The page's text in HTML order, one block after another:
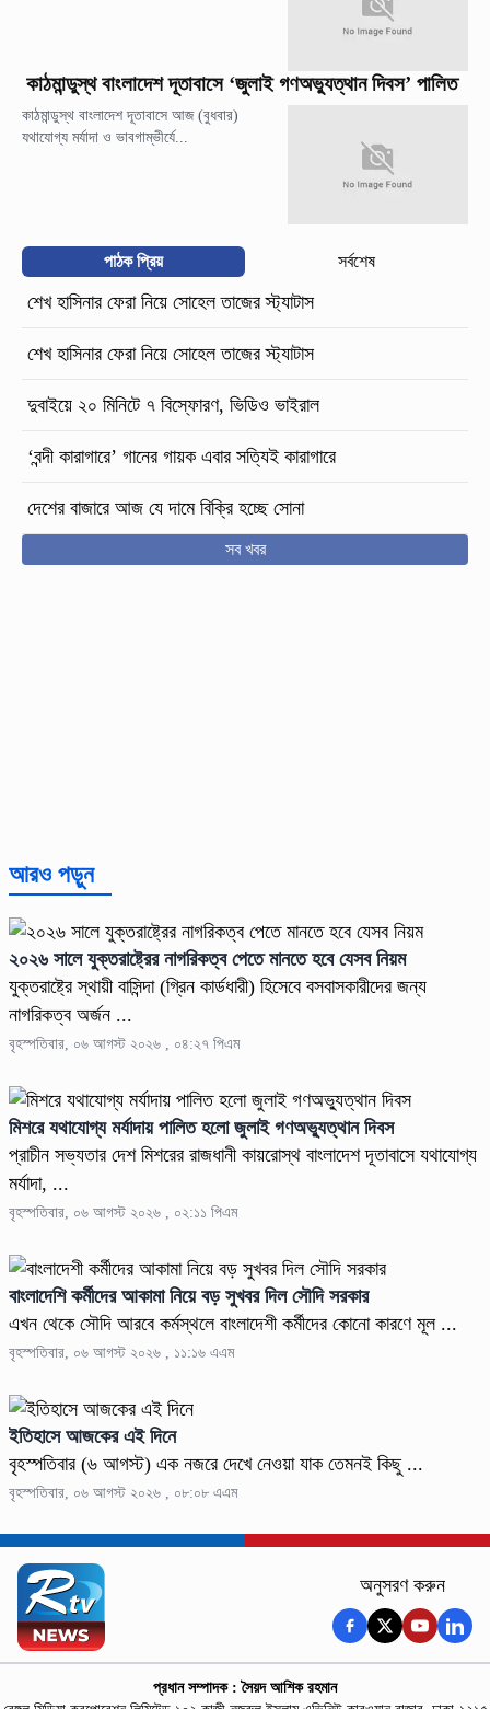
কাঠমান্ডুস্থ বাংলাদেশ দূতাবাসে ‘জুলাই গণঅভ্যুত্থান দিবস’ পালিত
কাঠমান্ডুস্থ বাংলাদেশ দূতাবাসে আজ (বুধবার)
যথাযোগ্য মর্যাদা ও ভাবগাম্ভীর্যে...
পাঠক প্রিয় সর্বশেষ
শেখ হাসিনার ফেরা নিয়ে সোহেল তাজের স্ট্যাটাস
শেখ হাসিনার ফেরা নিয়ে সোহেল তাজের স্ট্যাটাস
দুবাইয়ে ২০ মিনিটে ৭ বিস্ফোরণ, ভিডিও ভাইরাল
‘বন্দী কারাগারে’ গানের গায়ক এবার সত্যিই কারাগারে
দেশের বাজারে আজ যে দামে বিক্রি হচ্ছে সোনা
সব খবর
আরও পড়ুন
২০২৬ সালে যুক্তরাষ্ট্রের নাগরিকত্ব পেতে মানতে হবে যেসব নিয়ম
যুক্তরাষ্ট্রে স্থায়ী বাসিন্দা (গ্রিন কার্ডধারী) হিসেবে বসবাসকারীদের জন্য
নাগরিকত্ব অর্জন ...
বৃহস্পতিবার, ০৬ আগস্ট ২০২৬ , ০৪:২৭ পিএম
মিশরে যথাযোগ্য মর্যাদায় পালিত হলো জুলাই গণঅভ্যুত্থান দিবস
প্রাচীন সভ্যতার দেশ মিশরের রাজধানী কায়রোস্থ বাংলাদেশ দূতাবাসে যথাযোগ্য
মর্যাদা, ...
বৃহস্পতিবার, ০৬ আগস্ট ২০২৬ , ০২:১১ পিএম
বাংলাদেশি কর্মীদের আকামা নিয়ে বড় সুখবর দিল সৌদি সরকার
এখন থেকে সৌদি আরবে কর্মস্থলে বাংলাদেশী কর্মীদের কোনো কারণে মূল ...
বৃহস্পতিবার, ০৬ আগস্ট ২০২৬ , ১১:১৬ এএম
ইতিহাসে আজকের এই দিনে
বৃহস্পতিবার (৬ আগস্ট) এক নজরে দেখে নেওয়া যাক তেমনই কিছু ...
বৃহস্পতিবার, ০৬ আগস্ট ২০২৬ , ০৮:০৮ এএম
অনুসরণ করুন
প্রধান সম্পাদক : সৈয়দ আশিক রহমান